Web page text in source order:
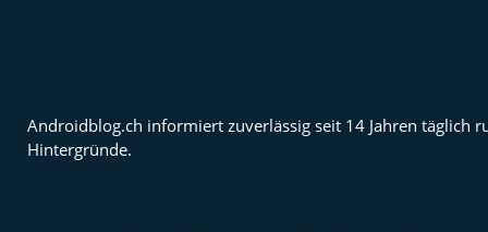
Androidblog.ch informiert zuverlässig seit 14 Jahren täglich
Hintergründe.